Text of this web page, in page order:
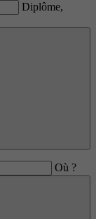
Diplôme,
Où ?